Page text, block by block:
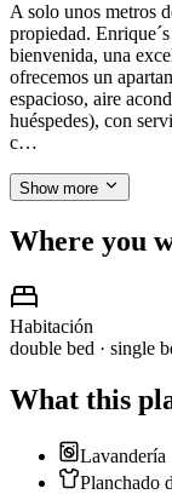
A solo unos metros
propiedad.
bienvenida, una
ofrecemos un
espacioso, aire
huéspedes), con
c…
Show more
Where you
Habitación
double bed · single
What this
Lavandería
Planchado